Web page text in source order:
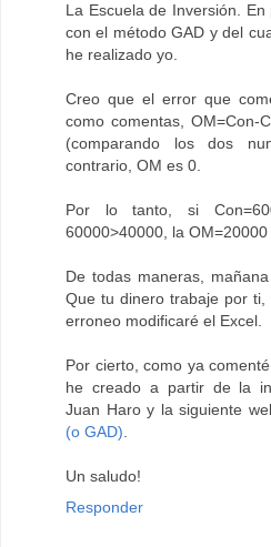
La Escuela de Inversión.
con el método GAD y del
he realizado yo.
Creo que el error que
como comentas, OM=Con-
(comparando los dos
contrario, OM es 0.
Por lo tanto, si
60000>40000, la OM=20000
De todas maneras,
Que tu dinero trabaje por
erroneo modificaré el Excel.
Por cierto, como ya
he creado a partir de la
Juan Haro y la siguiente
(o GAD)
Un saludo!
Responder